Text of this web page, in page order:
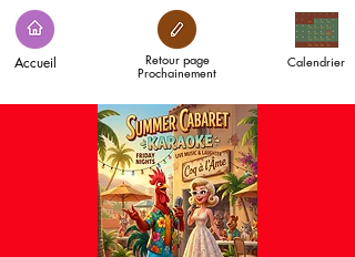
Accueil Calendrier
Retour page
Prochainement